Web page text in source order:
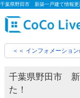
＜＜ インフォメーショ
千葉県野田市 新
た！